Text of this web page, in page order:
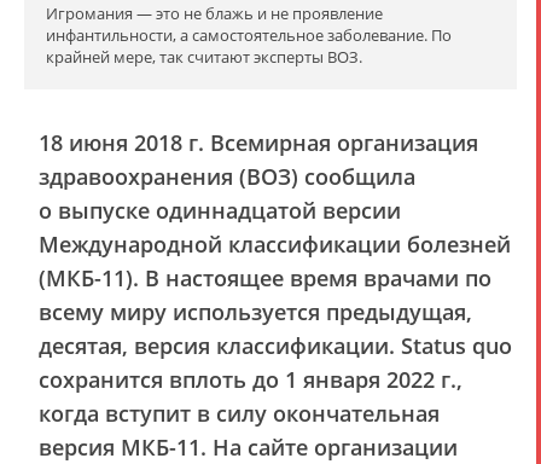
Игромания — это не блажь и не проявление
инфантильности, а самостоятельное заболевание. По
крайней мере, так считают эксперты ВОЗ.
18 июня 2018 г. Всемирная организация
здравоохранения (ВОЗ) сообщила
о выпуске одиннадцатой версии
Международной классификации болезней
(МКБ-11). В настоящее время врачами по
всему миру используется предыдущая,
десятая, версия классификации. Status quo
сохранится вплоть до 1 января 2022 г.,
когда вступит в силу окончательная
версия МКБ-11. На сайте организации